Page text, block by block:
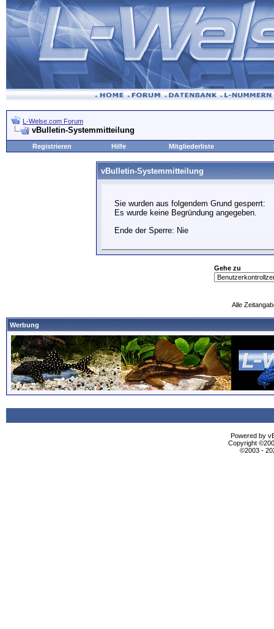
L-Welse.com Forum
vBulletin-Systemmitteilung
Registrieren Hilfe Mitgliederliste
vBulletin-Systemmitteilung
Sie wurden aus folgendem Grund gesperrt:
Es wurde keine Begründung angegeben.
Ende der Sperre: Nie
Gehe zu
Alle
Werbung
Powered by
Copyright
©2003 -